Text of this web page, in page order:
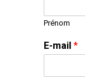
Prénom
E-mail *